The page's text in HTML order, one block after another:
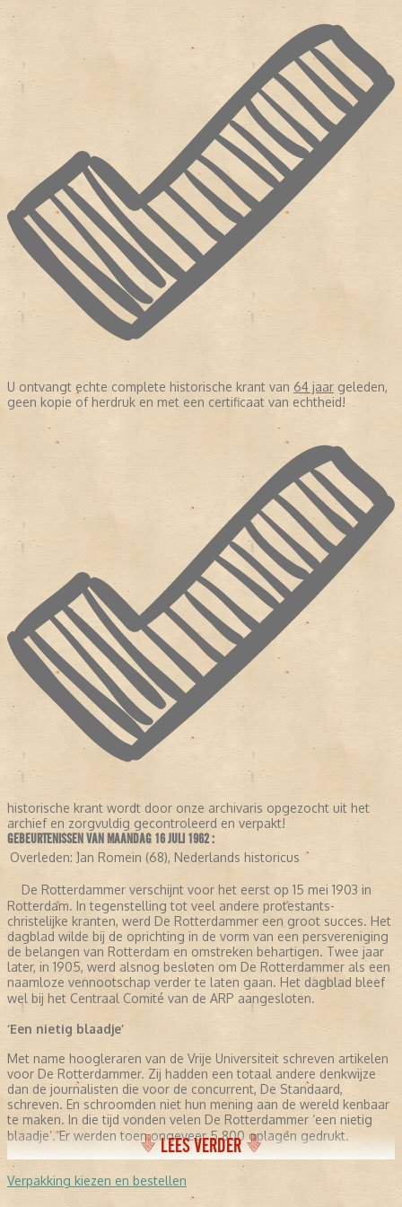
U ontvangt echte complete historische krant van 64 jaar geleden,
geen kopie of herdruk en met een certificaat van echtheid!
historische krant wordt door onze archivaris opgezocht uit het
archief en zorgvuldig gecontroleerd en verpakt!
GEBEURTENISSEN VAN MAANDAG 16 JULI 1962 :
Overleden: Jan Romein (68), Nederlands historicus
De Rotterdammer verschijnt voor het eerst op 15 mei 1903 in
Rotterdam. In tegenstelling tot veel andere protestants-
christelijke kranten, werd De Rotterdammer een groot succes. Het
dagblad wilde bij de oprichting in de vorm van een persvereniging
de belangen van Rotterdam en omstreken behartigen. Twee jaar
later, in 1905, werd alsnog besloten om De Rotterdammer als een
naamloze vennootschap verder te laten gaan. Het dagblad bleef
wel bij het Centraal Comité van de ARP aangesloten.
‘Een nietig blaadje’
Met name hoogleraren van de Vrije Universiteit schreven artikelen
voor De Rotterdammer. Zij hadden een totaal andere denkwijze
dan de journalisten die voor de concurrent, De Standaard,
schreven. En schroomden niet hun mening aan de wereld kenbaar
te maken. In die tijd vonden velen De Rotterdammer ‘een nietig
blaadje’. Er werden toen ongeveer 5.800 oplagen gedrukt.
De grootste van Nederland
Omstreeks 1930 ontwikkelde De Rotterdammer zich van politiek
LEES VERDER
Verpakking kiezen en bestellen